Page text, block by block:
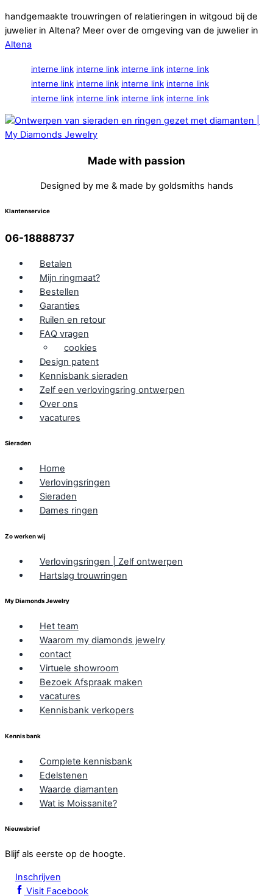
handgemaakte trouwringen of relatieringen in witgoud bij de
juwelier in Altena? Meer over de omgeving van de juwelier in
Altena
interne link interne link interne link interne link
interne link interne link interne link interne link
interne link interne link interne link interne link
Made with passion
Designed by me & made by goldsmiths hands
Klantenservice
06-18888737
Betalen
Mijn ringmaat?
Bestellen
Garanties
Ruilen en retour
FAQ vragen
cookies
Design patent
Kennisbank sieraden
Zelf een verlovingsring ontwerpen
Over ons
vacatures
Sieraden
Home
Verlovingsringen
Sieraden
Dames ringen
Zo werken wij
Verlovingsringen | Zelf ontwerpen
Hartslag trouwringen
My Diamonds Jewelry
Het team
Waarom my diamonds jewelry
contact
Virtuele showroom
Bezoek Afspraak maken
vacatures
Kennisbank verkopers
Kennis bank
Complete kennisbank
Edelstenen
Waarde diamanten
Wat is Moissanite?
Nieuwsbrief
Blijf als eerste op de hoogte.
Inschrijven
Visit Facebook